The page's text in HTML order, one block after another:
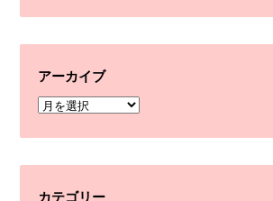
アーカイブ
ア
カ
イ
カテゴリー